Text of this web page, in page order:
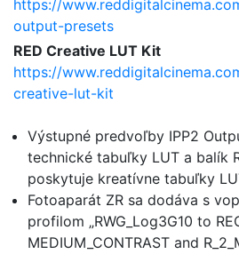
https://
output-presets
RED Creative LUT Kit
https://
creative-lut-kit
Výstupné predvoľby IPP2
technické tabuľky LUT a balík
poskytuje kreatívne tabuľky
Fotoaparát ZR sa dodáva s
profilom „RWG_Log3G10 to
MEDIUM_CONTRAST and